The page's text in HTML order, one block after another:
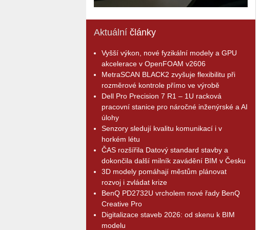
Aktuální články
Vyšší výkon, nové fyzikální modely a GPU
akcelerace v OpenFOAM v2606
MetraSCAN BLACK2 zvyšuje flexibilitu při
rozměrové kontrole přímo ve výrobě
Dell Pro Precision 7 R1 – 1U racková
pracovní stanice pro náročné inženýrské a AI
úlohy
Senzory sledují kvalitu komunikací i v
horkém létu
ČAS rozšířila Datový standard stavby a
dokončila další milník zavádění BIM v Česku
3D modely pomáhají městům plánovat
rozvoj i zvládat krize
BenQ PD2732U vrcholem nové řady BenQ
Creative Pro
Digitalizace staveb 2026: od skenu k BIM
modelu